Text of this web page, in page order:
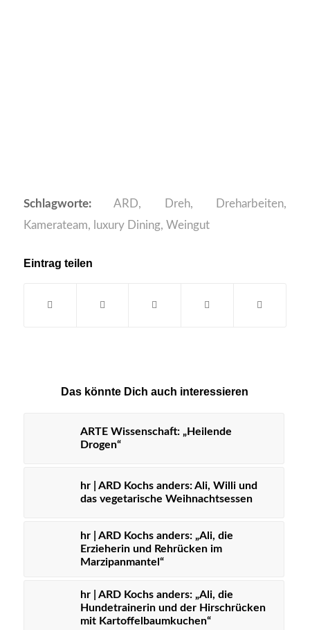
Schlagworte: ARD, Dreh, Dreharbeiten,
Kamerateam, luxury Dining, Weingut
Eintrag teilen
Das könnte Dich auch interessieren
ARTE Wissenschaft: „Heilende
Drogen“
hr | ARD Kochs anders: Ali, Willi und
das vegetarische Weihnachtsessen
hr | ARD Kochs anders: „Ali, die
Erzieherin und Rehrücken im
Marzipanmantel“
hr | ARD Kochs anders: „Ali, die
Hundetrainerin und der Hirschrücken
mit Kartoffelbaumkuchen“